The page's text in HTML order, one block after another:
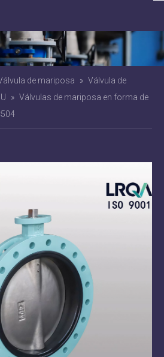
de mariposa » Válvula de
» Válvulas de mariposa en forma de